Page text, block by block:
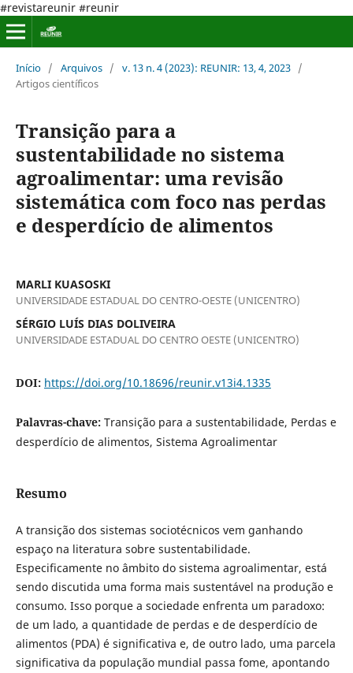
#revistareunir #reunir
Início / Arquivos / v. 13 n. 4 (2023): REUNIR: 13, 4, 2023 /
Artigos científicos
Transição para a
sustentabilidade no sistema
agroalimentar: uma revisão
sistemática com foco nas perdas
e desperdício de alimentos
MARLI KUASOSKI
UNIVERSIDADE ESTADUAL DO CENTRO-OESTE (UNICENTRO)
SÉRGIO LUÍS DIAS DOLIVEIRA
UNIVERSIDADE ESTADUAL DO CENTRO OESTE (UNICENTRO)
DOI: https://doi.org/10.18696/reunir.v13i4.1335
Palavras-chave: Transição para a sustentabilidade, Perdas e
desperdício de alimentos, Sistema Agroalimentar
Resumo
A transição dos sistemas sociotécnicos vem ganhando
espaço na literatura sobre sustentabilidade.
Especificamente no âmbito do sistema agroalimentar, está
sendo discutida uma forma mais sustentável na produção e
consumo. Isso porque a sociedade enfrenta um paradoxo:
de um lado, a quantidade de perdas e de desperdício de
alimentos (PDA) é significativa e, de outro lado, uma parcela
significativa da população mundial passa fome, apontando